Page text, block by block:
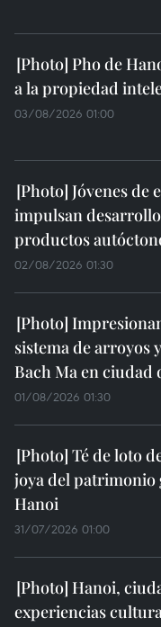
Pho de
a la propiedad
03/08/2026 01:00
Jóvenes de
impulsan
productos
02/08/2026 01:30
sistema de arroyos
Bach Ma en ciudad
01/08/2026 01:30
Té de loto
joya del patrimonio
Hanoi
31/07/2026 01:00
Hanoi,
experiencias